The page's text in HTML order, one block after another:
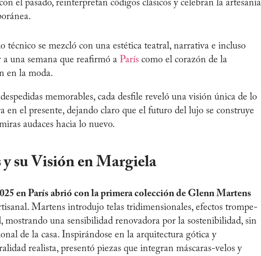
el pasado, reinterpretan códigos clásicos y celebran la artesanía
técnico se mezcló con una estética teatral, narrativa e incluso
una semana que reafirmó a París como el corazón de la
en la moda.
memorables, cada desfile reveló una visión única de lo
en el presente, dejando claro que el futuro del lujo se construye
audaces hacia lo nuevo.
su Visión en Margiela
en París abrió con la primera colección de Glenn Martens
Martens introdujo telas tridimensionales, efectos trompe-
mostrando una sensibilidad renovadora por la sostenibilidad, sin
de la casa. Inspirándose en la arquitectura gótica y
realista, presentó piezas que integran máscaras-velos y